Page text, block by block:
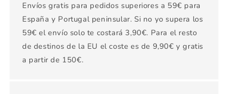
Envíos gratis para pedidos superiores a 59€ para
España y Portugal peninsular. Si no yo supera los
59€ el envío solo te costará 3,90€. Para el resto
de destinos de la EU el coste es de 9,90€ y gratis
a partir de 150€.